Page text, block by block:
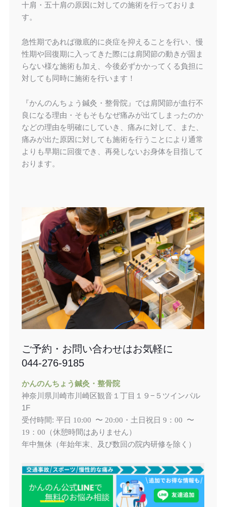
十肩・五十肩の原因に対しての施術を行っておりま
す。
急性期であれば徹底的に炎症を抑えることを行い、慢
性期や回復期に入ってきた際には肩関節の動きが固ま
らない様な施術も加え、今後必ずかかってくる負担に
対しても同時に施術を行います！
『かんのんちょう鍼灸・整骨院』では肩関節が血行不
良になる理由・そもそもなぜ痛みが出てしまったのか
などの理由を明確にしていき、痛みに対して、また、
痛みが出た原因に対しても施術を行うことにより通常
よりも早期に回復でき、再発しないお身体を目指して
おります。
ご予約・お問い合わせはお気軽に
044-276-9185
かんのんちょう鍼灸・整骨院
神奈川県川崎市川崎区観音１丁目１９−５ツインパル
1F
受付時間: 平日 10:00 〜 20:00・ 土日祝日 9：00 〜
19：00 （休憩時間はありません）
年中無休（年始年末、及び数回の院内研修を除く）